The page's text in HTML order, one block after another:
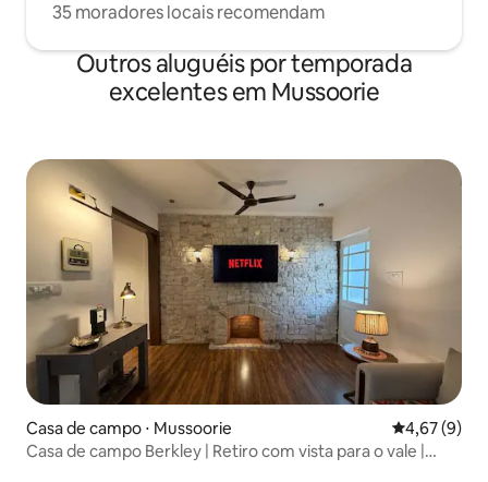
35 moradores locais recomendam
Outros aluguéis por temporada
excelentes em Mussoorie
Casa de campo ⋅ Mussoorie 4,67 de uma
4,67 (9)
Casa de campo Berkley | Retiro com vista para o vale |